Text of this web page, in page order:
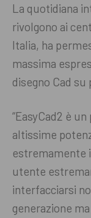
La quotidiana
rivolgono ai
Italia, ha
massima
disegno Cad
“EasyCad2 è
altissime
estremamente
utente
interfacciarsi
generazione